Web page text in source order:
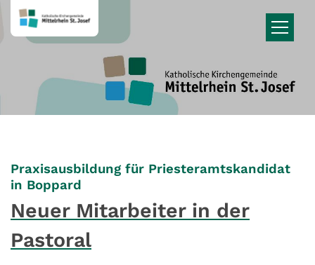
Zum Inhalt springen
Praxisausbildung für Priesteramtskandidat
in Boppard
Neuer Mitarbeiter in der
Pastoral